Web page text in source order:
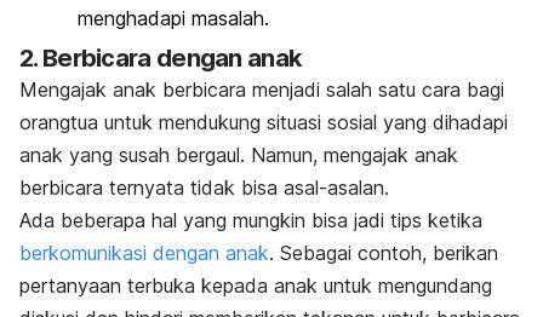
menghadapi masalah.
2. Berbicara dengan anak
Mengajak anak berbicara menjadi salah satu cara bagi
orangtua untuk mendukung situasi sosial yang dihadapi
anak yang susah bergaul. Namun, mengajak anak
berbicara ternyata tidak bisa asal-asalan.
Ada beberapa hal yang mungkin bisa jadi tips ketika
berkomunikasi dengan anak. Sebagai contoh, berikan
pertanyaan terbuka kepada anak untuk mengundang